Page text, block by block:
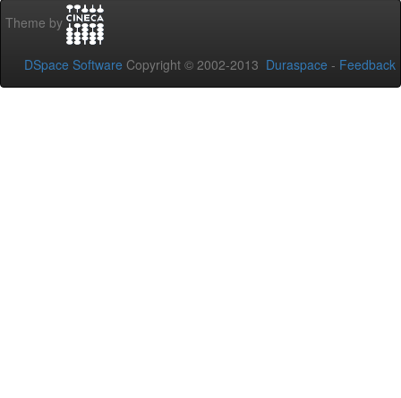
Theme by
DSpace Software Copyright © 2002-2013 Duraspace - Feedback